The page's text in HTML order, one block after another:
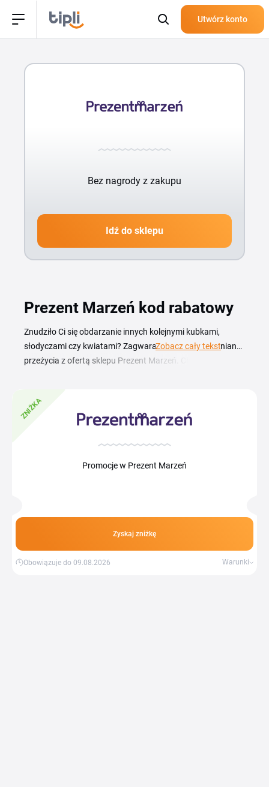
Utwórz konto
Bez nagrody z zakupu
Idź do sklepu
Prezent Marzeń kod rabatowy
Znudziło Ci się obdarzanie innych kolejnymi kubkami,
słodyczami czy kwiatami? Zagwarantuj im niezapomniane
przeżycia z ofertą sklepu Prezent Marzeń. Choć pozytywne
promocje skutecznie zredukują ceny wybranych przez
Ciebie ofert. Przebieraj spośród wielu atrakcji i dopasuj
najbliższych Ci osób. Niezależnie od tego, czy szukasz
podarku dla fana motoryzacji, mocnych wrażeń czy
Zobacz cały tekst
ZNIŻKA
Promocje w Prezent Marzeń
Zyskaj zniżkę
Obowiązuje do 09.08.2026 Warunki